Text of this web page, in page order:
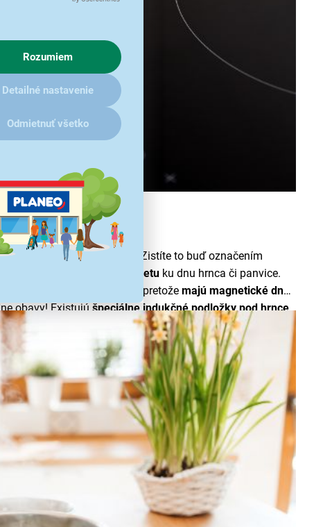
Rozumiem
Detailné nastavenie
Odmietnuť všetko
materiálu. Zistíte to buď označením
priložením magnetu ku dnu hrnca či panvice.
, pretože majú magnetické dno.
obavy! Existujú špeciálne indukčné podložky pod hrnce,
riady